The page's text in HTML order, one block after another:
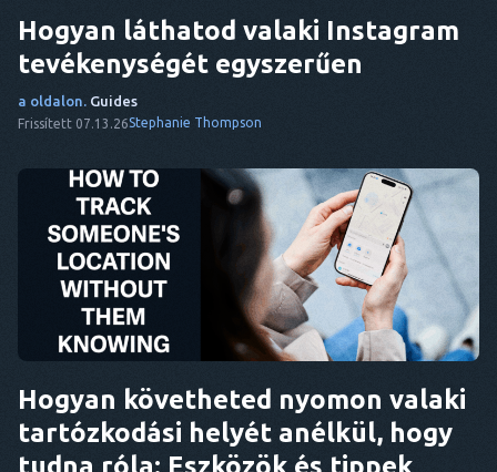
Hogyan láthatod valaki Instagram
tevékenységét egyszerűen
a oldalon. Guides
Frissített 07.13.26Stephanie Thompson
Hogyan követheted nyomon valaki
tartózkodási helyét anélkül, hogy
tudna róla: Eszközök és tippek